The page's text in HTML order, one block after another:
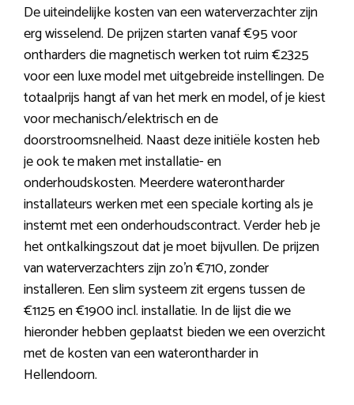
De uiteindelijke kosten van een waterverzachter zijn
erg wisselend. De prijzen starten vanaf €95 voor
ontharders die magnetisch werken tot ruim €2325
voor een luxe model met uitgebreide instellingen. De
totaalprijs hangt af van het merk en model, of je kiest
voor mechanisch/elektrisch en de
doorstroomsnelheid. Naast deze initiële kosten heb
je ook te maken met installatie- en
onderhoudskosten. Meerdere waterontharder
installateurs werken met een speciale korting als je
instemt met een onderhoudscontract. Verder heb je
het ontkalkingszout dat je moet bijvullen. De prijzen
van waterverzachters zijn zo’n €710, zonder
installeren. Een slim systeem zit ergens tussen de
€1125 en €1900 incl. installatie. In de lijst die we
hieronder hebben geplaatst bieden we een overzicht
met de kosten van een waterontharder in
Hellendoorn.